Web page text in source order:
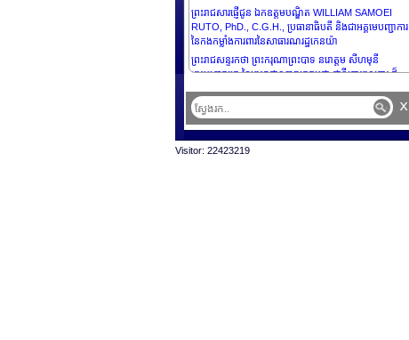
ព្រះរាជសារផ្ញើជូន ឯកឧត្តមបណ្ឌិត WILLIAM SAMOEI
RUTO, PhD., C.G.H., ប្រធានាធិបតី និងជាអគ្គមេបញ្ជាការ
នៃកងកម្លាំងការពារនៃសាធារណរដ្ឋកេនយ៉ា
ព្រះរាជសន្ទរកថា ព្រះករុណាព្រះបាទ នរោត្តម សីហមុនី
ព្រះមហាក្សត្រ នៃព្រះរាជាណាចក្រកម្ពុជា ជាទីគោរពសក្ការ:ដ៏
នៅទីក្រុងប៉ារីស ប្រទេសបារាំង
ព្រះរាជសន្ទរកថា ព្រះករុណាព្រះបាទ នរោត្តម សីហមុនី
ខ្ពង់ខ្ពស់បំផុត ក្នុងព្រះរាជពិធីទទួលបណ្ឌិតកិត្តិយស ពី
x
Visitor: 22423219